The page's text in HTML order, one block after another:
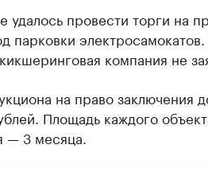
удалось провести торги на
парковки
компания не
на право заключения
Площадь каждого
— 3 месяца.